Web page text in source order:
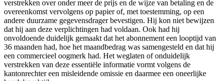
verstrekken over onder meer de prijs en de wijze van betaling en de
overeenkomst vervolgens op papier of, met toestemming, op een
andere duurzame gegevensdrager bevestigen. Hij kon niet bewijzen
dat hij aan deze verplichtingen had voldaan. Ook had hij
onvoldoende duidelijk gemaakt dat het abonnement een looptijd van
36 maanden had, hoe het maandbedrag was samengesteld en dat hij
een commercieel oogmerk had. Het weglaten of onduidelijk
verstrekken van deze essentiële informatie vormt volgens de
kantonrechter een misleidende omissie en daarmee een oneerlijke